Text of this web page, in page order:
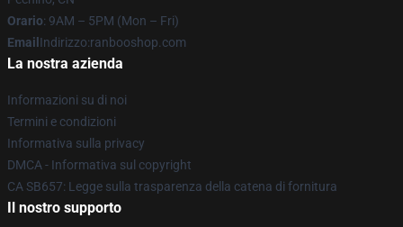
Orario: 9AM – 5PM (Mon – Fri)
Email Indirizzo:ranbooshop.com
La nostra azienda
Informazioni su di noi
Termini e condizioni
Informativa sulla privacy
DMCA - Informativa sul copyright
CA SB657: Legge sulla trasparenza della catena di fornitura
Il nostro supporto